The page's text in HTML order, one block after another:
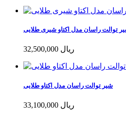
توالت راسان مدل اکتاو شیری طلایی
32,500,000 ریال
شیر توالت راسان مدل اکتاو طلایی
33,100,000 ریال